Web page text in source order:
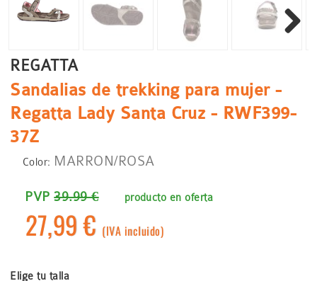
REGATTA
Sandalias de trekking para mujer -
Regatta Lady Santa Cruz - RWF399-
37Z
Color: MARRON/ROSA
PVP39.99 € producto en oferta
27,99 € (IVA incluido)
Elige tu talla